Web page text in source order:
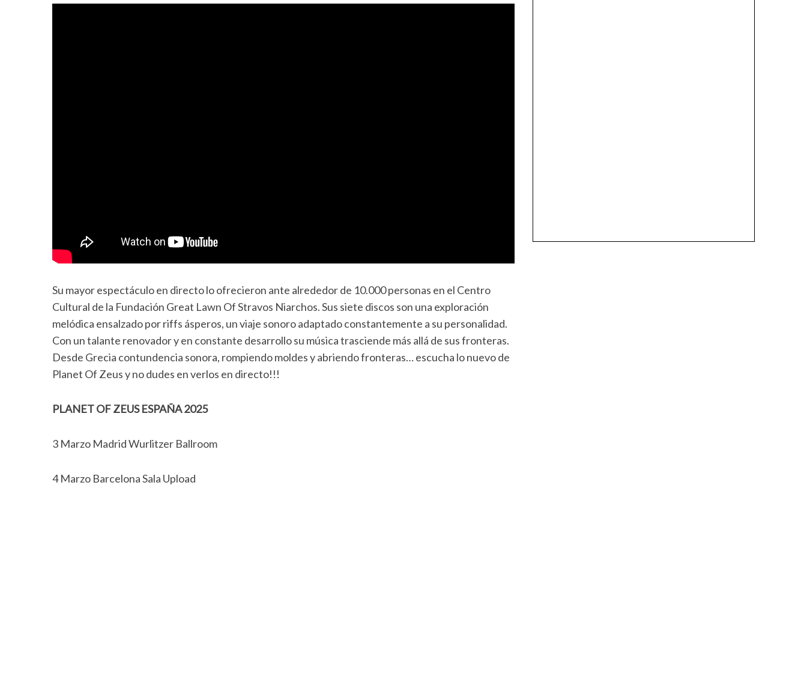
Su mayor espectáculo en directo lo ofrecieron ante alrededor de 10.000 personas en el Centro
Cultural de la Fundación Great Lawn Of Stravos Niarchos. Sus siete discos son una exploración
melódica ensalzado por riffs ásperos, un viaje sonoro adaptado constantemente a su personalidad.
Con un talante renovador y en constante desarrollo su música trasciende más allá de sus fronteras.
Desde Grecia contundencia sonora, rompiendo moldes y abriendo fronteras… escucha lo nuevo de
Planet Of Zeus y no dudes en verlos en directo!!!
PLANET OF ZEUS ESPAÑA 2025
3 Marzo Madrid Wurlitzer Ballroom
4 Marzo Barcelona Sala Upload